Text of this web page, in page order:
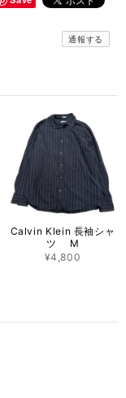
通報する
Calvin Klein 長袖シャ
ツ M
¥4,800